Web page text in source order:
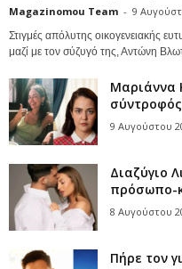
Magazinomou Team - 9
Στιγμές απόλυτης οικογενειακής
μαζί με τον σύζυγό της, Αντώνη
Μαριάννα
9 Αυγούστου
Διαζύγιο
πρόσωπο-
8 Αυγούστου
Πήρε τον